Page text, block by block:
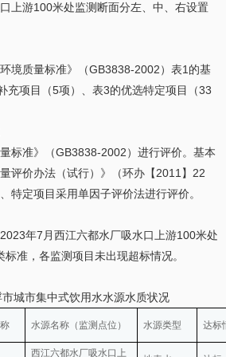
游100米处监测断面分左、中、右设置
质量标准》（GB3838-2002）表1的基
充项目（5项）、表3的优选特定项目（33
准》（GB3838-2002）进行评价。基本
评价办法（试行）》（环办【2011】22
特定项目采用单因子评价法进行评价。
年7月西江六都水厂吸水口上游100米处
准，各监测项目未出现超标情况。
城市集中式饮用水水源水质状况
水源名称（监测点位） 水源类型 达标
西江六都水厂吸水口上